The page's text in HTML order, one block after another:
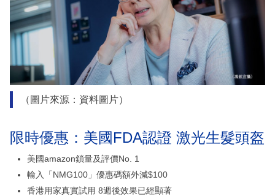
（圖片來源：資料圖片）
限時優惠：美國FDA認證 激光生髮頭盔
美國amazon鎖量及評價No. 1
輸入「NMG100」優惠碼額外減$100
香港用家真實試用 8週後效果已經顯著